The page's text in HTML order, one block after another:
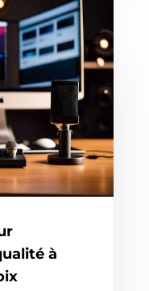
à